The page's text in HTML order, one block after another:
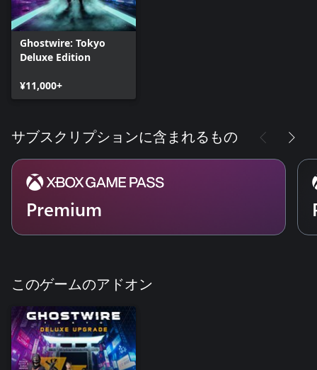
Ghostwire: Tokyo
Deluxe Edition
¥11,000+
サブスクリプションに含まれるもの
Premium
このゲームのアドオン